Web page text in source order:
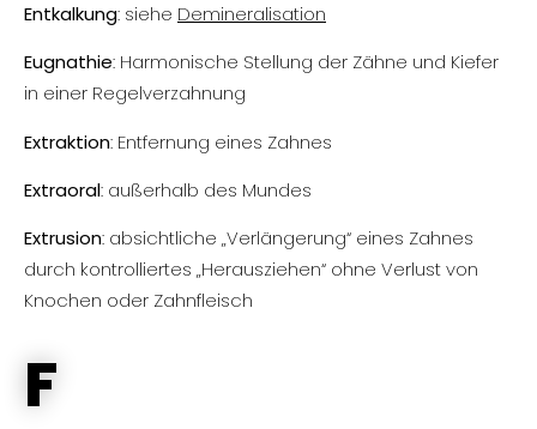
Entkalkung: siehe Demineralisation
Eugnathie: Harmonische Stellung der Zähne und Kiefer
in einer Regelverzahnung
Extraktion: Entfernung eines Zahnes
Extraoral: außerhalb des Mundes
Extrusion: absichtliche „Verlängerung“ eines Zahnes
durch kontrolliertes „Herausziehen“ ohne Verlust von
Knochen oder Zahnfleisch
F